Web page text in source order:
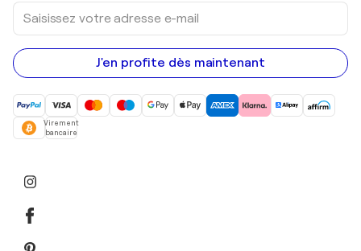
Saisissez
votre
adresse
e-
mail
J'en profite dès maintenant
Virement
bancaire